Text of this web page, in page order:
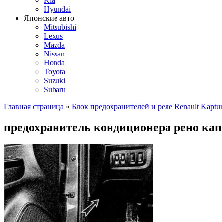
Hyundai
Японские авто
Mitsubishi
Lexus
Mazda
Nissan
Honda
Toyota
Suzuki
Subaru
Главная страница » Блок предохранителей и реле Renault Kaptur
предохранитель кондиционера рено